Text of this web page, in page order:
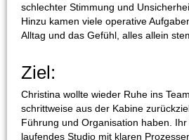
schlechter Stimmung und
Hinzu kamen viele operative
Alltag und das Gefühl, alles allein
Ziel:
Christina wollte wieder Ruhe ins
schrittweise aus der Kabine
Führung und Organisation haben.
laufendes Studio mit klaren